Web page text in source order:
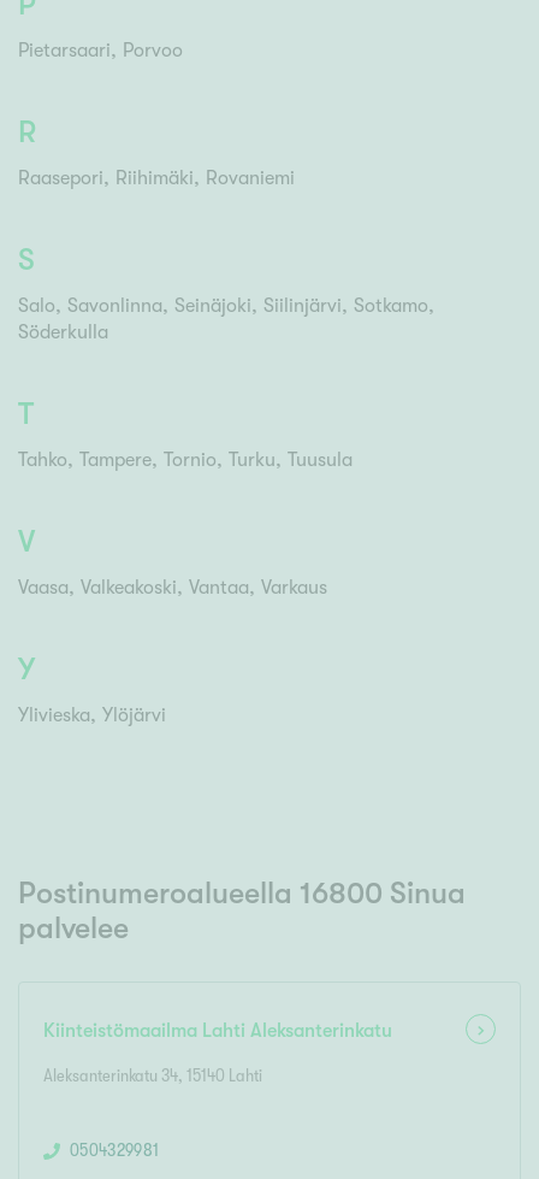
Pietarsaari Porvoo
R
Raasepori Riihimäki Rovaniemi
S
Salo Savonlinna Seinäjoki Siilinjärvi
Sotkamo
Söderkulla
T
Tahko Tampere Tornio Turku Tuusula
V
Vaasa Valkeakoski Vantaa Varkaus
Y
Ylivieska Ylöjärvi
Postinumeroalueella 16800 Sinua
palvelee
Kiinteistömaailma Lahti Aleksanterinkatu
Aleksanterinkatu 34, 15140 Lahti
0504329981